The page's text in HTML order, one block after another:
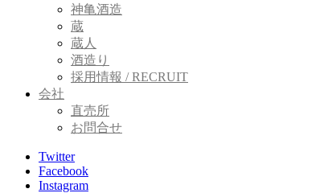
神亀酒造
蔵
蔵人
酒造り
採用情報 / RECRUIT
会社
直売所
お問合せ
Twitter
Facebook
Instagram